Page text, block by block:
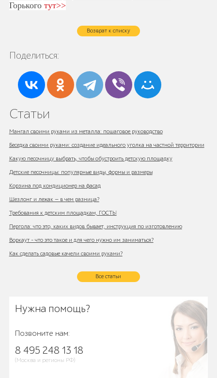
Горького тут>>
Возврат к списку
Поделиться:
Статьи
Мангал своими руками из металла: пошаговое руководство
Беседка своими руками: создание идеального уголка на частной территории
Какую песочницу выбрать, чтобы обустроить детскую площадку
Детские песочницы: популярные виды, формы и размеры
Корзина под кондиционер на фасад
Шезлонг и лежак — в чем разница?
Требования к детским площадкам, ГОСТЫ
Пергола: что это, каких видов бывает, инструкция по изготовлению
Воркаут - что это такое и для чего нужно им заниматься?
Как сделать садовые качели своими руками?
Все статьи
Нужна помощь?
Позвоните нам:
8 495 248 13 18
(Москва и регионы РФ)